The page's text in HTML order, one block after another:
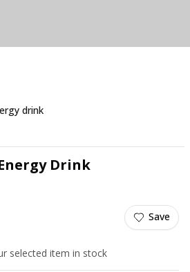
drink
Drink
Save
selected item in stock